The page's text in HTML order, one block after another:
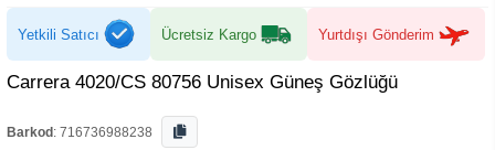
Yetkili Satıcı Ücretsiz Kargo Yurtdışı Gönderim
Carrera 4020/CS 80756 Unisex Güneş Gözlüğü
Barkod : 716736988238